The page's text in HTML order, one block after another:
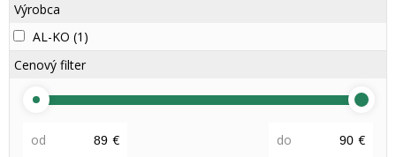
Výrobca
AL-KO (1)
Cenový filter
od € do €